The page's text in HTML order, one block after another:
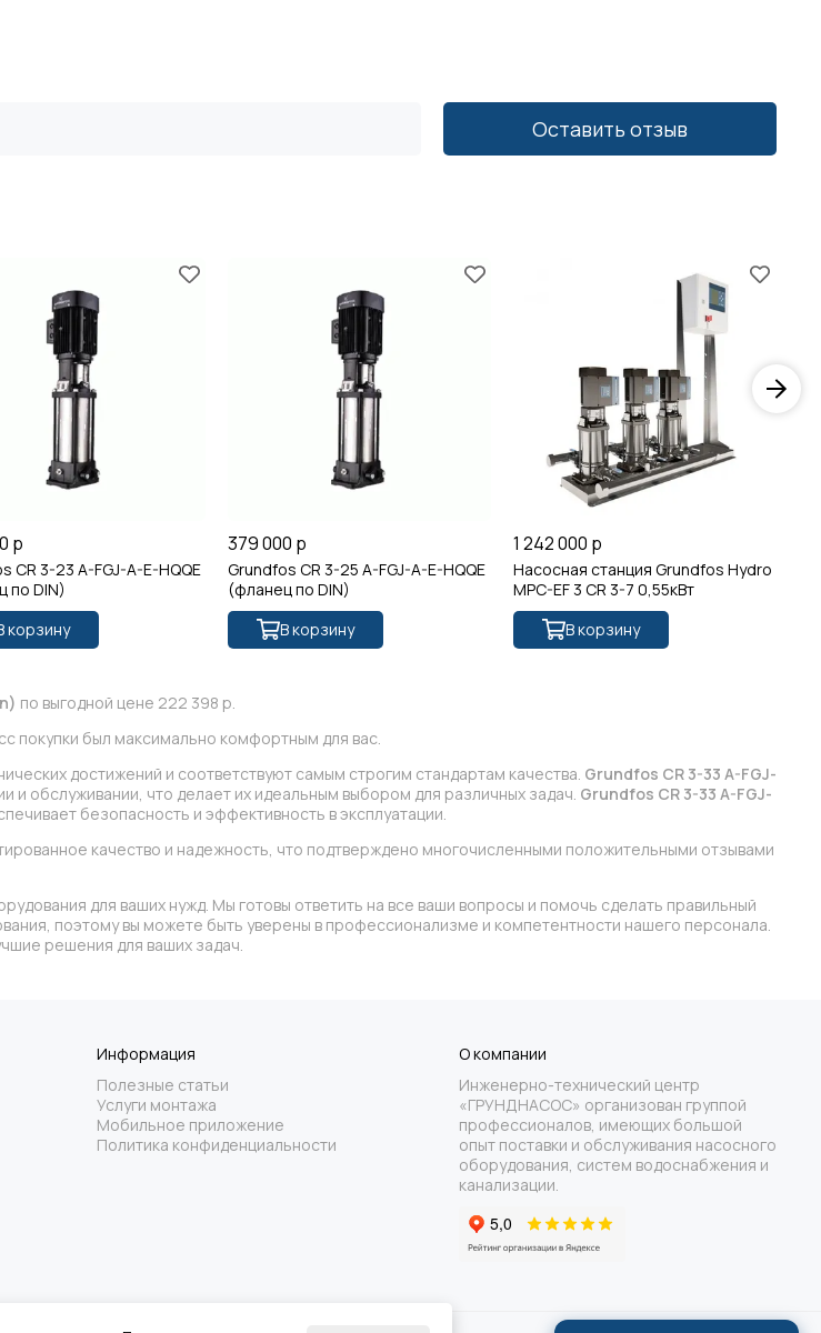
Оставить отзыв
р
CR 3-23 A-FGJ-A-E-HQQE
по DIN)
корзину
379 000 р
Grundfos CR 3-25 A-FGJ-A-E-HQQE
(фланец по DIN)
В корзину
1 242 000 р
Насосная станция Grundfos Hydro
MPC-EF 3 CR 3-7 0,55кВт
В корзину
по выгодной цене 222 398 р.
покупки был максимально комфортным для вас.
достижений и соответствуют самым строгим стандартам качества. Grundfos CR 3-33 A-FGJ-
и обслуживании, что делает их идеальным выбором для различных задач. Grundfos CR 3-33 A-FGJ-
безопасность и эффективность в эксплуатации.
качество и надежность, что подтверждено многочисленными положительными отзывами
для ваших нужд. Мы готовы ответить на все ваши вопросы и помочь сделать правильный
поэтому вы можете быть уверены в профессионализме и компетентности нашего персонала.
решения для ваших задач.
Информация
Полезные статьи
Услуги монтажа
Мобильное приложение
Политика конфиденциальности
О компании
Инженерно-технический центр
«ГРУНДНАСОС» организован группой
профессионалов, имеющих большой
опыт поставки и обслуживания насосного
оборудования, систем водоснабжения и
канализации.